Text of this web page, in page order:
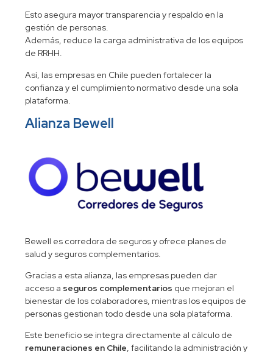
Esto asegura mayor transparencia y respaldo en la
gestión de personas.
Además, reduce la carga administrativa de los equipos
de RRHH.
Así, las empresas en Chile pueden fortalecer la
confianza y el cumplimiento normativo desde una sola
plataforma.
Alianza Bewell
Bewell es corredora de seguros y ofrece planes de
salud y seguros complementarios.
Gracias a esta alianza, las empresas pueden dar
acceso a seguros complementarios que mejoran el
bienestar de los colaboradores, mientras los equipos de
personas gestionan todo desde una sola plataforma.
Este beneficio se integra directamente al cálculo de
remuneraciones en Chile, facilitando la administración y